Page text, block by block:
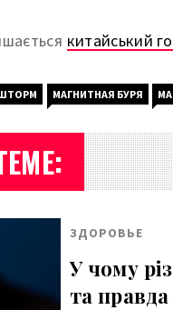
китайський
МАГНИТНАЯ БУРЯ
ЗДОРОВЬЕ
У чому
та правда